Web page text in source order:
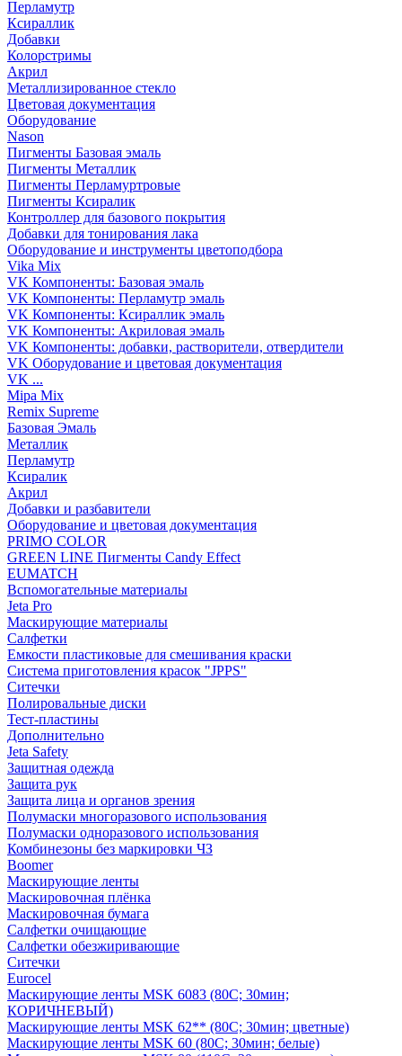
Перламутр
Ксираллик
Добавки
Колорстримы
Акрил
Металлизированное стекло
Цветовая документация
Оборудование
Nason
Пигменты Базовая эмаль
Пигменты Металлик
Пигменты Перламуртровые
Пигменты Ксиралик
Контроллер для базового покрытия
Добавки для тонирования лака
Оборудование и инструменты цветоподбора
Vika Mix
VK Компоненты: Базовая эмаль
VK Компоненты: Перламутр эмаль
VK Компоненты: Ксираллик эмаль
VK Компоненты: Акриловая эмаль
VK Компоненты: добавки, растворители, отвердители
VK Оборудование и цветовая документация
VK ...
Mipa Mix
Remix Supreme
Базовая Эмаль
Металлик
Перламутр
Ксиралик
Акрил
Добавки и разбавители
Оборудование и цветовая документация
PRIMO COLOR
GREEN LINE Пигменты Candy Effect
EUMATCH
Вспомогательные материалы
Jeta Pro
Маскирующие материалы
Салфетки
Емкости пластиковые для смешивания краски
Система приготовления красок "JPPS"
Ситечки
Полировальные диски
Тест-пластины
Дополнительно
Jeta Safety
Защитная одежда
Защита рук
Защита лица и органов зрения
Полумаски многоразового использования
Полумаски одноразового использования
Комбинезоны без маркировки ЧЗ
Boomer
Маскирующие ленты
Маскировочная плёнка
Маскировочная бумага
Салфетки очищающие
Салфетки обезжиривающие
Ситечки
Euroсel
Маскирующие ленты MSK 6083 (80С; 30мин;
КОРИЧНЕВЫЙ)
Маскирующие ленты MSK 62** (80С; 30мин; цветные)
Маскирующие ленты MSK 60 (80С; 30мин; белые)